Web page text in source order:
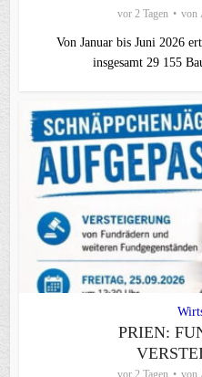
vor 2 Tagen von
Von Januar bis Juni 2026
insgesamt 29 155
PRIEN:
vor 2 Tagen von